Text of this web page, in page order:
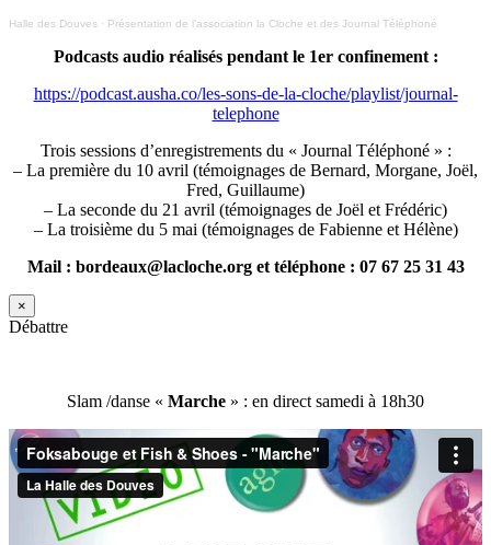
Halle des Douves · Présentation de l’association la Cloche et des Journal Téléphoné
Podcasts audio réalisés pendant le 1er confinement :
https://podcast.ausha.co/les-sons-de-la-cloche/playlist/journal-
telephone
Trois sessions d’enregistrements du « Journal Téléphoné » :
– La première du 10 avril (témoignages de Bernard, Morgane, Joël,
Fred, Guillaume)
– La seconde du 21 avril (témoignages de Joël et Frédéric)
– La troisième du 5 mai (témoignages de Fabienne et Hélène)
Mail : bordeaux@lacloche.org et téléphone : 07 67 25 31 43
×
Débattre
Slam /danse « Marche » : en direct samedi à 18h30